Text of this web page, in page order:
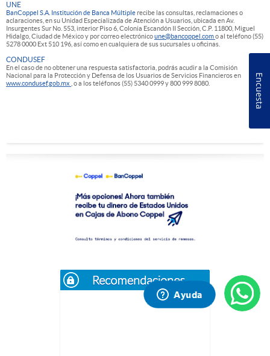
UNE
BanCoppel S.A. Institución de Banca Múltiplerecibe las consultas, reclamaciones o
aclaraciones, en su Unidad Especializada de Atención a Usuarios, ubicada en Av.
Insurgentes Sur No. 553, interior Piso 6, Colonia Escandón II Sección, C.P. 11800, Miguel
Hidalgo, Ciudad de México y por correo electrónicoune@bancoppel.como al teléfono (55)
5278 0000 Ext 510 196, así como en cualquiera de sus sucursales u oficinas.
CONDUSEF
En el caso de no obtener una respuesta satisfactoria, podrás acudir a la Comisión
Nacional para la Protección y Defensa de los Usuarios de Servicios Financieros en
www.condusef.gob.mx , o a los teléfonos (55) 5340 0999 y 800 999 8080. Encuesta